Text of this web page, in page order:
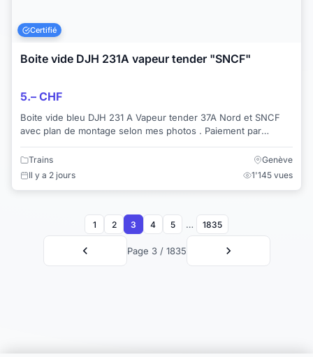
Certifié
Boite vide DJH 231A vapeur tender "SNCF"
5.– CHF
Boite vide bleu DJH 231 A Vapeur tender 37A Nord et SNCF
avec plan de montage selon mes photos . Paiement par
Trains
Genève
Il y a 2 jours
1'145 vues
Page 3 / 1835
1 2 3 4 5 … 1835